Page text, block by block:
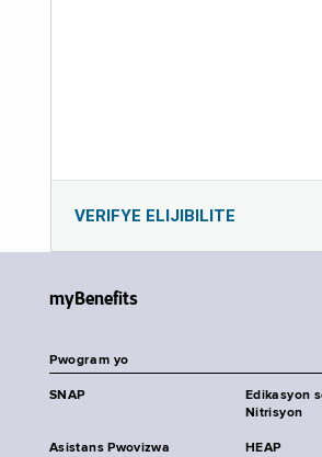
VERIFYE ELIJIBILITE
myBenefits
Pwogram yo
SNAP
Edikasyon
Nitrisyon
Asistans Pwovizwa HEAP